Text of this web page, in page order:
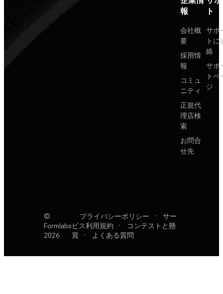
報
会社概
要
採用情
報
コミュ
ニティ
正規代
理店検
索
お問合
せ先
ト
サポ
トに
絡
サポ
トペ
ジ
©
Formlabs
2026
プライバシーポリシー ·
サー
ビス利用規約
·
コンテストと懸
賞
· よくある質問